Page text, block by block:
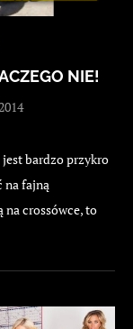
NIE!
bardzo przykro
na fajną
crossówce, to